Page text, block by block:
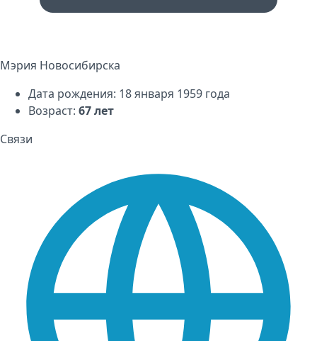
Мэрия Новосибирска
Дата рождения: 18 января 1959 года
Возраст: 67 лет
Связи